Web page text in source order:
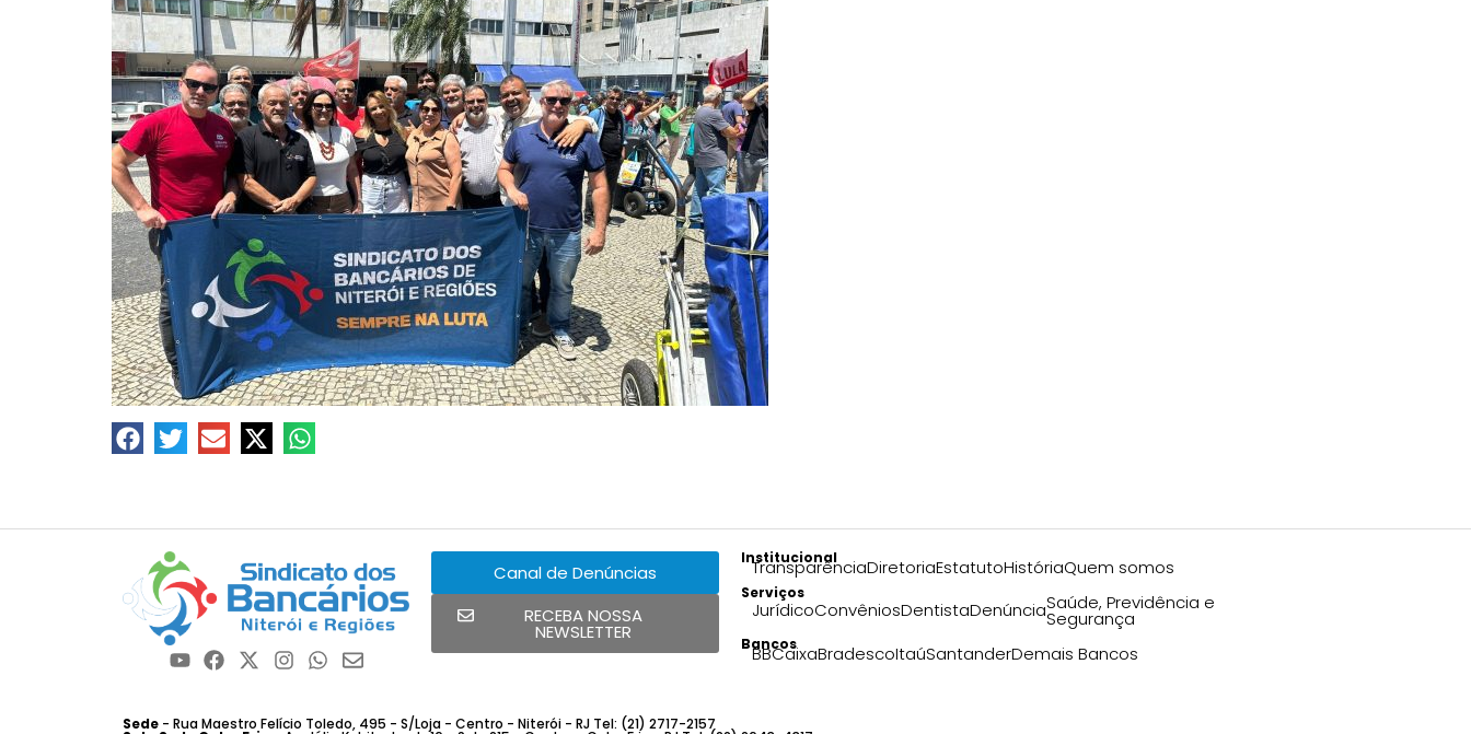
Canal de Denúncias
RECEBA NOSSA
NEWSLETTER
Institucional
TransparênciaDiretoriaEstatutoHistóriaQuem somos
Serviços
JurídicoConvêniosDentistaDenúnciaSaúde, Previdência e
Segurança
Bancos
BBCaixaBradescoItaúSantanderDemais Bancos
Sede - Rua Maestro Felício Toledo, 495 - S/Loja - Centro - Niterói - RJ Tel: (21) 2717-2157